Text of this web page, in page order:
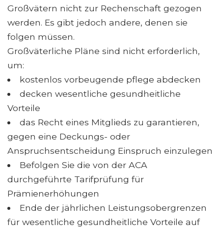
Großvätern nicht zur Rechenschaft gezogen
werden. Es gibt jedoch andere, denen sie
folgen müssen.
Großväterliche Pläne sind nicht erforderlich,
um:
kostenlos vorbeugende pflege abdecken
decken wesentliche gesundheitliche
Vorteile
das Recht eines Mitglieds zu garantieren,
gegen eine Deckungs- oder
Anspruchsentscheidung Einspruch einzulegen
Befolgen Sie die von der ACA
durchgeführte Tarifprüfung für
Prämienerhöhungen
Ende der jährlichen Leistungsobergrenzen
für wesentliche gesundheitliche Vorteile auf